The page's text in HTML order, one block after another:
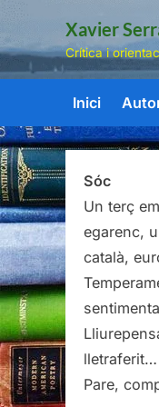
Skip
content
Xavier
Crítica i
Inici
Sóc
Un terç
egarenc,
català,
lletraferit…
Pare,